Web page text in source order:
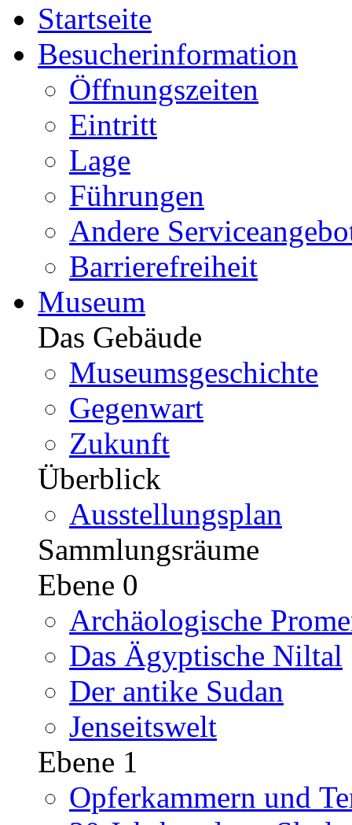
Startseite
Besucherinformation
Öffnungszeiten
Eintritt
Lage
Führungen
Andere
Barrierefreiheit
Museum
Das Gebäude
Museumsgeschichte
Gegenwart
Zukunft
Überblick
Ausstellungsplan
Sammlungsräume
Ebene 0
Archäologische
Das Ägyptische Niltal
Der antike Sudan
Jenseitswelt
Ebene 1
Opferkammern und